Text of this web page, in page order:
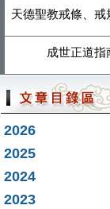
天德聖教戒條、戒
成世正道指
2026
2025
2024
2023